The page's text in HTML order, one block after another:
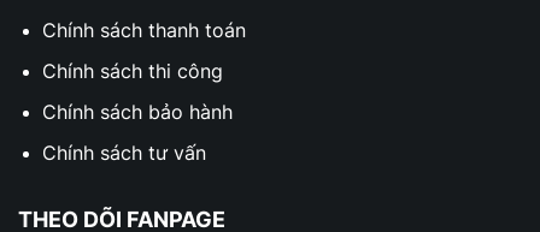
Chính sách thanh toán
Chính sách thi công
Chính sách bảo hành
Chính sách tư vấn
THEO DÕI FANPAGE